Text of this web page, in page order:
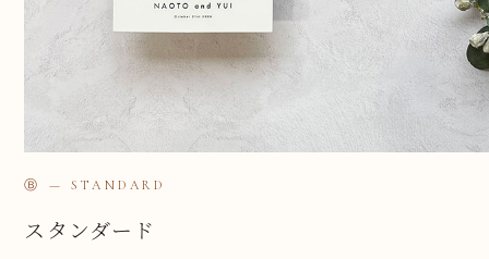
Ⓑ — STANDARD
スタンダード